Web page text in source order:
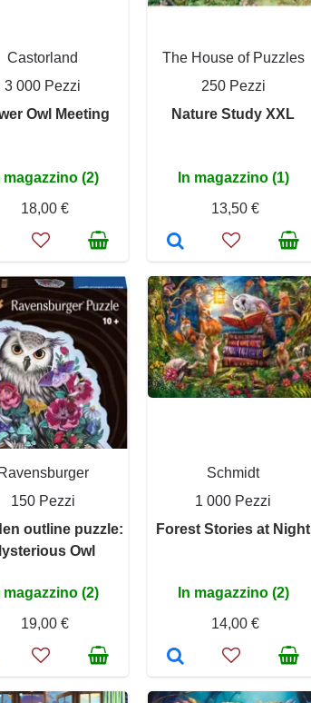
Castorland
3 000 Pezzi
Owl Meeting
magazzino (2)
18,00 €
The House of Puzzles
250 Pezzi
Nature Study XXL
In magazzino (1)
13,50 €
Ravensburger
150 Pezzi
outline puzzle:
Owl
magazzino (2)
19,00 €
Schmidt
1 000 Pezzi
Forest Stories at Night
In magazzino (2)
14,00 €